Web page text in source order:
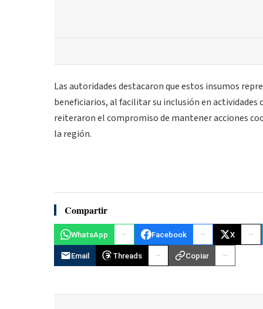
Las autoridades destacaron que estos insumos
beneficiarios, al facilitar su inclusión en actividades
reiteraron el compromiso de mantener acciones
la región.
Compartir
WhatsApp Facebook X
Email Threads Copiar